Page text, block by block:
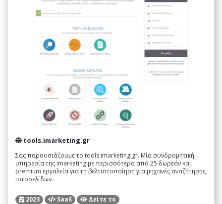
tools.imarketing.gr
Σας παρουσιάζουμε το tools.imarketing.gr. Μία συνδρομητική
υπηρεσία της imarketing με περισσότερα από 25 δωρεάν και
premium εργαλεία για τη βελτιστοποίηση για μηχανές αναζήτησης
ιστοσελίδων.
2023 SaaS Δείτε το